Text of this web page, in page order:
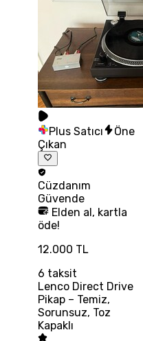
Plus Satıcı
Öne
Çıkan
Cüzdanım
Güvende
Elden al, kartla
öde!
12.000 TL
6 taksit
Lenco Direct Drive
Pikap – Temiz,
Sorunsuz, Toz
Kapaklı